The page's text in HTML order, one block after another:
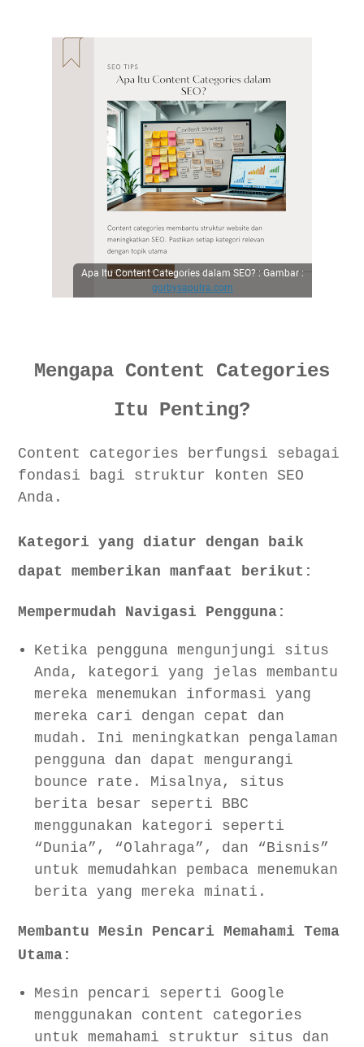
Apa Itu Content Categories dalam SEO? : Gambar :
gorbysaputra.com
Mengapa Content Categories
Itu Penting?
Content categories berfungsi sebagai
fondasi bagi struktur konten SEO
Anda.
Kategori yang diatur dengan baik
dapat memberikan manfaat berikut:
Mempermudah Navigasi Pengguna:
Ketika pengguna mengunjungi situs
Anda, kategori yang jelas membantu
mereka menemukan informasi yang
mereka cari dengan cepat dan
mudah. Ini meningkatkan pengalaman
pengguna dan dapat mengurangi
bounce rate. Misalnya, situs
berita besar seperti BBC
menggunakan kategori seperti
“Dunia”, “Olahraga”, dan “Bisnis”
untuk memudahkan pembaca menemukan
berita yang mereka minati.
Membantu Mesin Pencari Memahami Tema
Utama:
Mesin pencari seperti Google
menggunakan content categories
untuk memahami struktur situs dan